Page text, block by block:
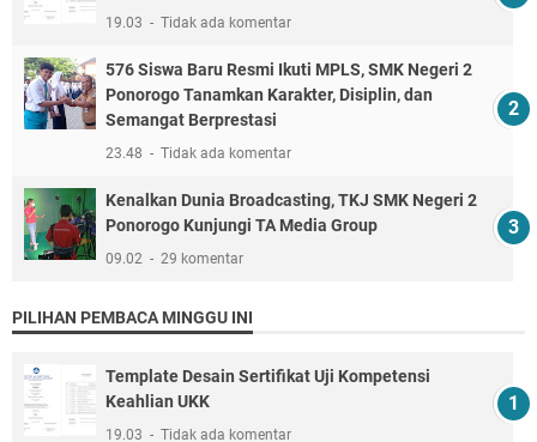
19.03 Tidak ada komentar
576 Siswa Baru Resmi Ikuti MPLS, SMK Negeri 2
Ponorogo Tanamkan Karakter, Disiplin, dan
Semangat Berprestasi
23.48 Tidak ada komentar
Kenalkan Dunia Broadcasting, TKJ SMK Negeri 2
Ponorogo Kunjungi TA Media Group
09.02 29 komentar
PILIHAN PEMBACA MINGGU INI
Template Desain Sertifikat Uji Kompetensi
Keahlian UKK
19.03 Tidak ada komentar